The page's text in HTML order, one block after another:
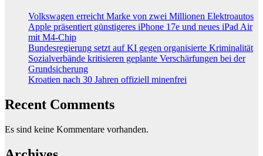
Volkswagen erreicht Marke von zwei Millionen Elektroautos
Apple präsentiert günstigeres iPhone 17e und neues iPad Air
mit M4-Chip
Bundesregierung setzt auf KI gegen organisierte Kriminalität
Sozialverbände kritisieren geplante Verschärfungen bei der
Grundsicherung
Kroatien nach 30 Jahren offiziell minenfrei
Recent Comments
Es sind keine Kommentare vorhanden.